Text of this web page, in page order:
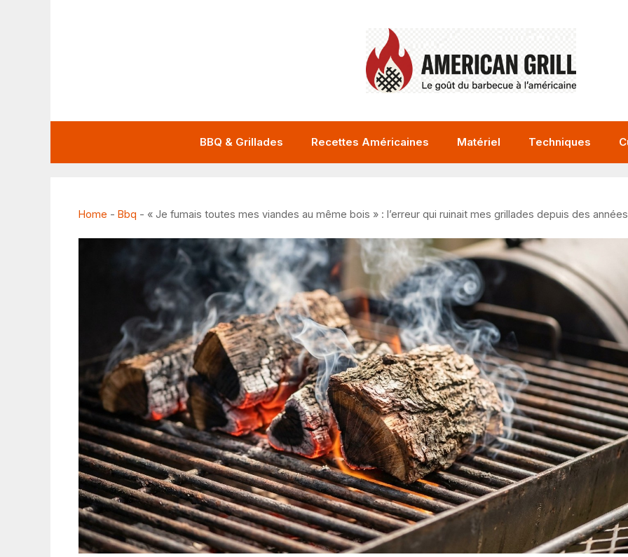
BBQ & Grillades Recettes Américaines Matériel Techniques
Home - Bbq - « Je fumais toutes mes viandes au même bois » : l’erreur qui ruinait mes grillades depuis des années